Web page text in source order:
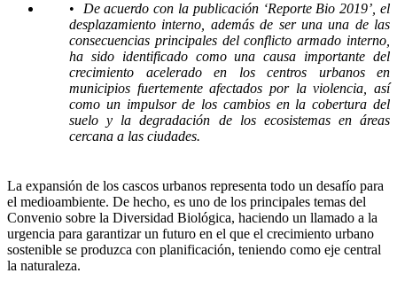
• De acuerdo con la publicación ‘Reporte Bio 2019’, el
desplazamiento interno, además de ser una una de las
consecuencias principales del conflicto armado interno,
ha sido identificado como una causa importante del
crecimiento acelerado en los centros urbanos en
municipios fuertemente afectados por la violencia, así
como un impulsor de los cambios en la cobertura del
suelo y la degradación de los ecosistemas en áreas
cercana a las ciudades.
La expansión de los cascos urbanos representa todo un desafío para
el medioambiente. De hecho, es uno de los principales temas del
Convenio sobre la Diversidad Biológica, haciendo un llamado a la
urgencia para garantizar un futuro en el que el crecimiento urbano
sostenible se produzca con planificación, teniendo como eje central
la naturaleza.